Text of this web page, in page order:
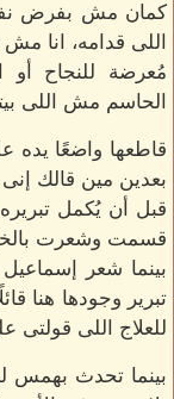
كمان مش بفرض
اللى قدامه، انا مش
مُعرضة للنجاح
الحاسم مش اللى
قاطعها واضعًا يده
بعدين مين قالك
قبل أن يُكمل
قسمت وشعرت
بينما شعر
تبرير وجودها هنا
للعلاج اللى قولتى
بينما تحدث بهمس